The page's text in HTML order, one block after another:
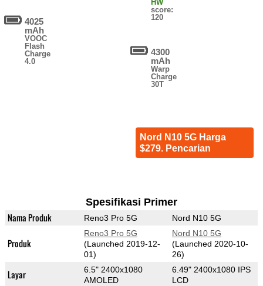
4025
mAh
VOOC
Flash
Charge
4.0
HW
score:
120
4300
mAh
Warp
Charge
30T
Nord N10 5G Harga
$279. Pencarian
Spesifikasi Primer
Nama Produk Reno3 Pro 5G Nord N10 5G
Produk
Reno3 Pro 5G
(Launched 2019-12-
01)
Nord N10 5G
(Launched 2020-10-
26)
Layar
6.5" 2400x1080
AMOLED
6.49" 2400x1080 IPS
LCD